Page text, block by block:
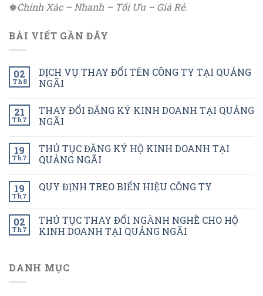
♚Chính Xác – Nhanh – Tối Ưu – Giá Rẻ.
BÀI VIẾT GẦN ĐÂY
02
Th8
DỊCH VỤ THAY ĐỔI TÊN CÔNG TY TẠI QUẢNG
NGÃI
21
Th7
THAY ĐỔI ĐĂNG KÝ KINH DOANH TẠI QUẢNG
NGÃI
19
Th7
THỦ TỤC ĐĂNG KÝ HỘ KINH DOANH TẠI
QUẢNG NGÃI
19
Th7
QUY ĐỊNH TREO BIỂN HIỆU CÔNG TY
02
Th7
THỦ TỤC THAY ĐỔI NGÀNH NGHỀ CHO HỘ
KINH DOANH TẠI QUẢNG NGÃI
DANH MỤC